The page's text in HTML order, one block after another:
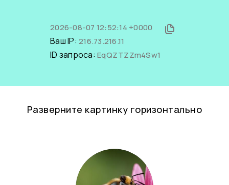
2026-08-07 12:52:14 +0000
Ваш IP: 216.73.216.11
ID запроса: EqQZTZZm4Sw1
Разверните картинку горизонтально